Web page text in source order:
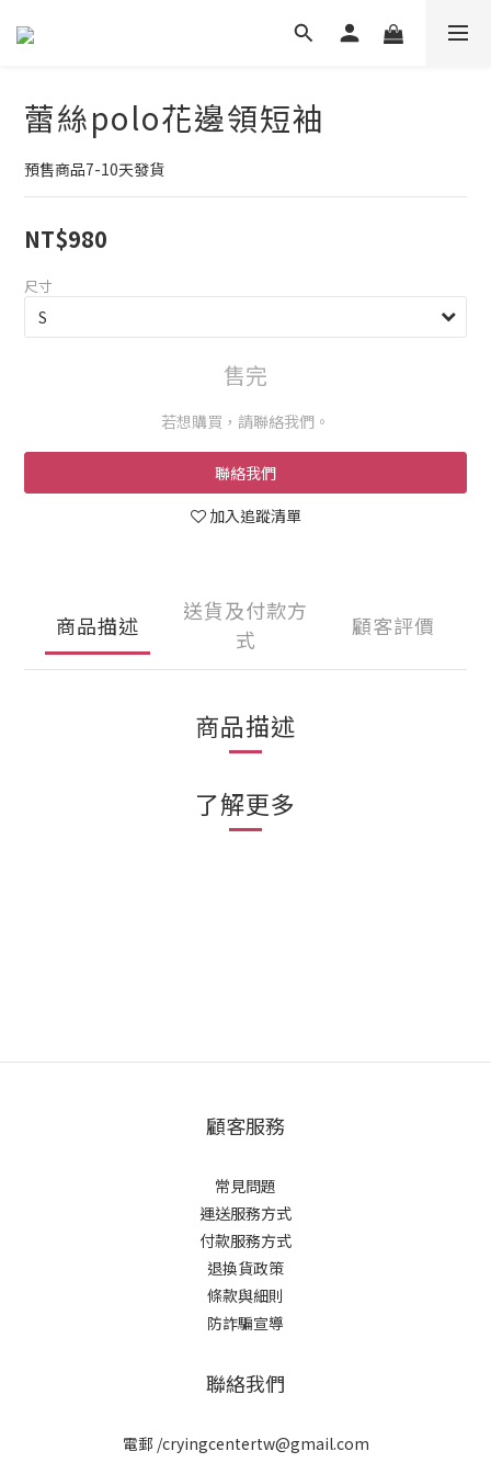
蕾絲polo花邊領短袖
預售商品7-10天發貨
NT$980
尺寸
售完
若想購買，請聯絡我們。
聯絡我們
加入追蹤清單
商品描述
送貨及付款方
式
顧客評價
商品描述
了解更多
顧客服務
常見問題
運送服務方式
付款服務方式
退換貨政策
條款與細則
防詐騙宣導
聯絡我們
電郵 /cryingcentertw@gmail.com